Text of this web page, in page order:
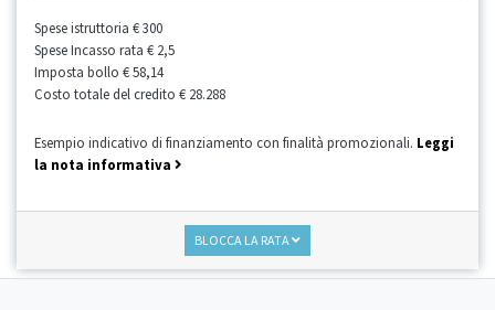
Spese istruttoria € 300
Spese Incasso rata € 2,5
Imposta bollo € 58,14
Costo totale del credito € 28.288
Esempio indicativo di finanziamento con finalità promozionali. Leggi
la nota informativa
BLOCCA LA RATA